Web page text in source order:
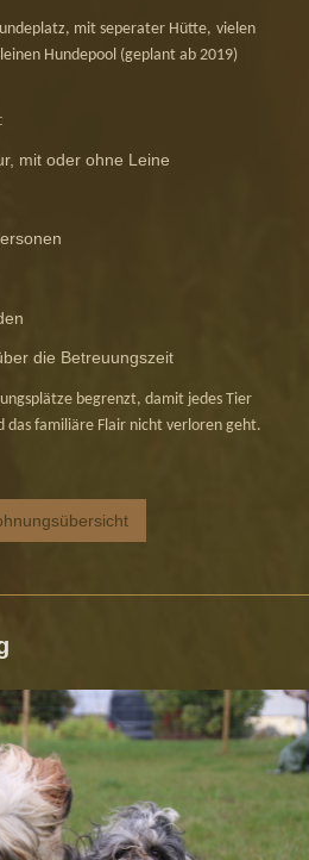
mit seperater Hütte, vielen
Hundepool (geplant ab 2019)
mit oder ohne Leine
die Betreuungszeit
begrenzt, damit jedes Tier
familiäre Flair nicht verloren geht.